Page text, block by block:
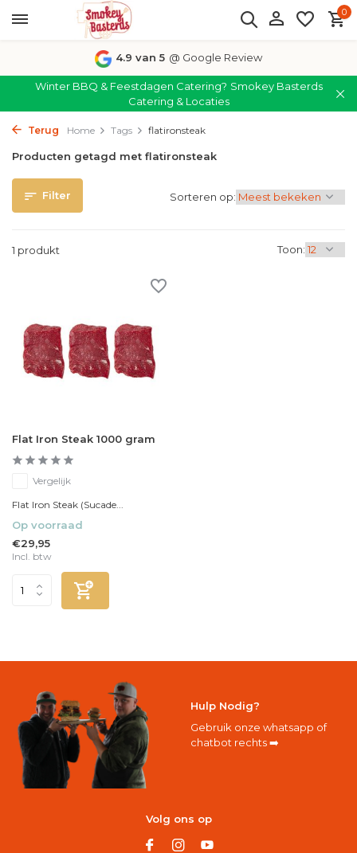
0
4.9 van 5 @ Google Review
Winter BBQ & Feestdagen Catering? Smokey Basterds
Catering & Locaties
Terug Home Tags flatironsteak
Producten getagd met flatironsteak
Filter
1 produkt Toon:
Sorteren op:
Flat Iron Steak 1000 gram
Vergelijk
Flat Iron Steak (Sucade...
Op voorraad
€29,95
Incl. btw
Hulp Nodig?
Gebruik onze whatsapp of
chatbot rechts ➡️
Volg ons op